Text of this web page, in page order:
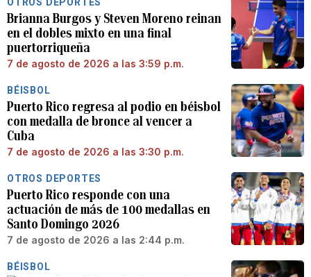
OTROS DEPORTES
Brianna Burgos y Steven Moreno reinan
en el dobles mixto en una final
puertorriqueña
7 de agosto de 2026 a las 3:59 p.m.
BÉISBOL
Puerto Rico regresa al podio en béisbol
con medalla de bronce al vencer a
Cuba
7 de agosto de 2026 a las 3:30 p.m.
OTROS DEPORTES
Puerto Rico responde con una
actuación de más de 100 medallas en
Santo Domingo 2026
7 de agosto de 2026 a las 2:44 p.m.
BÉISBOL